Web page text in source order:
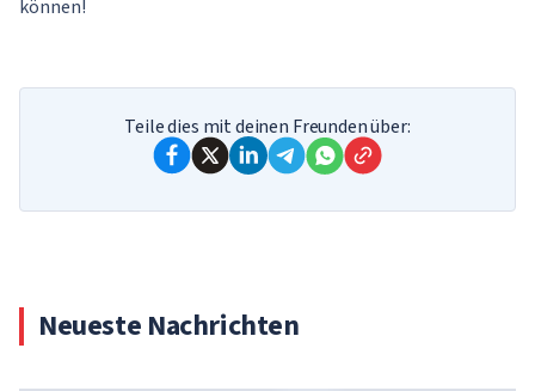
können!
Teile dies mit deinen Freunden über:
Neueste Nachrichten